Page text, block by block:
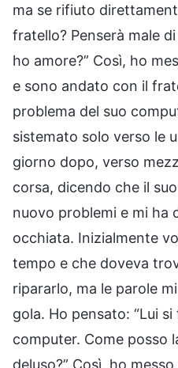
ma se rifiuto
fratello? Penserà male
ho amore?” Così, ho
e sono andato con il
problema del suo
sistemato solo verso le
giorno dopo, verso
corsa, dicendo che il
nuovo problemi e mi ha
occhiata. Inizialmente
tempo e che doveva
ripararlo, ma le parole
gola. Ho pensato: “Lui
computer. Come posso
deluso?” Così, ho